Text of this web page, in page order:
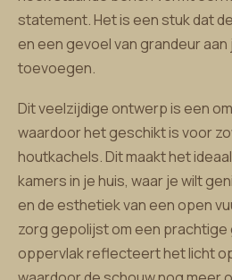
statement. Het is een stuk dat
en een gevoel van grandeur
toevoegen.
Dit veelzijdige ontwerp is een
waardoor het geschikt is voor
houtkachels. Dit maakt het
kamers in je huis, waar je wilt
en de esthetiek van een open
zorg gepolijst om een
oppervlak reflecteert het licht